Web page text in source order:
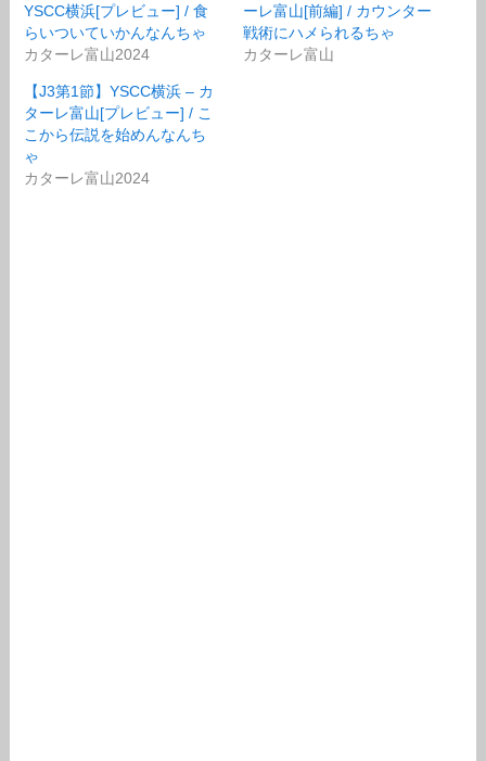
YSCC横浜[プレビュー] / 食
らいついていかんなんちゃ
カターレ富山2024
ーレ富山[前編] / カウンター
戦術にハメられるちゃ
カターレ富山
【J3第1節】YSCC横浜 – カ
ターレ富山[プレビュー] / こ
こから伝説を始めんなんち
ゃ
カターレ富山2024